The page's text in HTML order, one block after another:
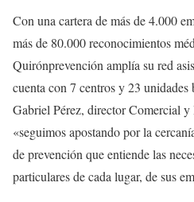
Con una cartera de más de 4.000
más de 80.000 reconocimientos
Quirónprevención amplía su red
cuenta con 7 centros y 23 unidades
Gabriel Pérez, director Comercial
«seguimos apostando por la
de prevención que entiende las
particulares de cada lugar, de sus